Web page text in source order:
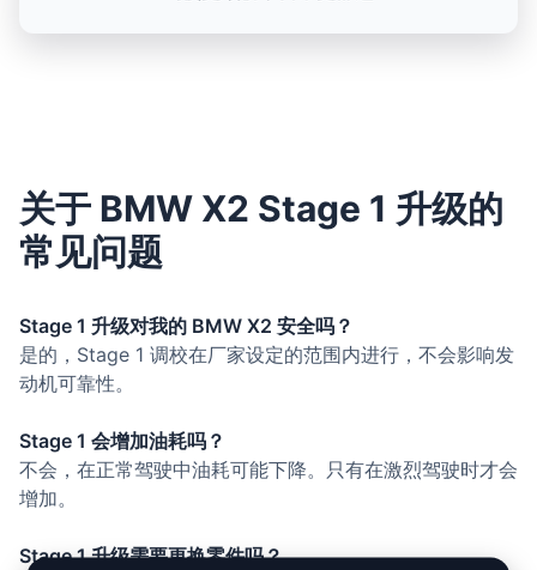
关于 BMW X2 Stage 1 升级的
常见问题
Stage 1 升级对我的 BMW X2 安全吗？
是的，Stage 1 调校在厂家设定的范围内进行，不会影响发
动机可靠性。
Stage 1 会增加油耗吗？
不会，在正常驾驶中油耗可能下降。只有在激烈驾驶时才会
增加。
Stage 1 升级需要更换零件吗？